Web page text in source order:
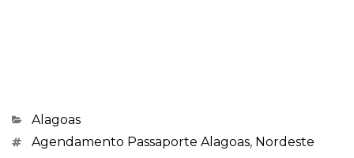
Categorias
Alagoas
Marcações
Agendamento Passaporte Alagoas, Nordeste